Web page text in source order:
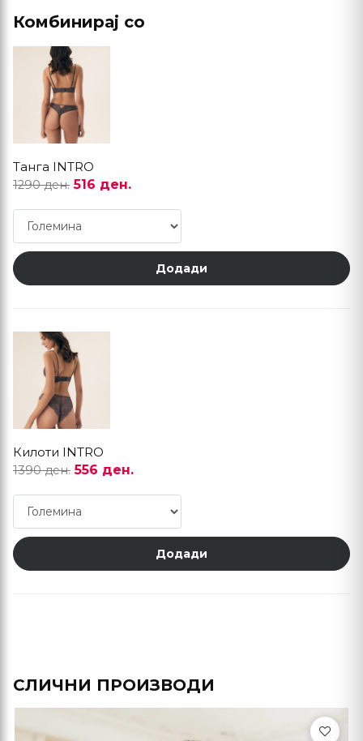
Комбинирај со
Танга INTRO
1290 ден. 516 ден.
Додади
Килоти INTRO
1390 ден. 556 ден.
Додади
СЛИЧНИ ПРОИЗВОДИ